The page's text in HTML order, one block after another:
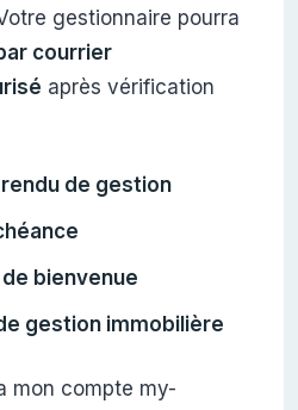
gestionnaire pourra
courrier
après vérification
de gestion
bienvenue
gestion immobilière
mon compte my-